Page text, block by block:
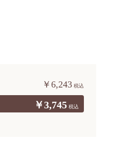
￥3,745
￥6,243